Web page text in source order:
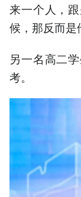
来一个人，
候，那反而是
另一名高二
考。